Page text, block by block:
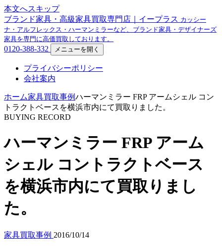
本文へスキップ
ブランド家具・高級家具買取専門店｜イープラス カッシー
ナ・アルフレックス・ハーマンミラーなど、ブランド家具・デザイナーズ
家具を専門に高価買取しております。
0120-388-332 メニューを開く
プライバシーポリシー
会社案内
ホーム家具買取事例ハーマンミラー FRP アームシェル コン
トラクトベースを横浜市内にて買取りました。
BUYING RECORD
ハーマンミラー FRP アーム
シェル コントラクトベース
を横浜市内にて買取りまし
た。
家具買取事例 2016/10/14